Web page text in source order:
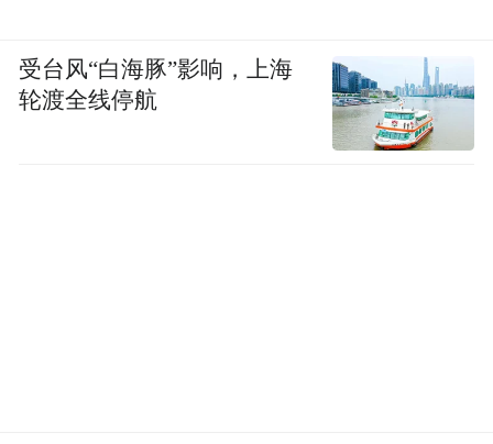
受台风“白海豚”影响，上海
轮渡全线停航